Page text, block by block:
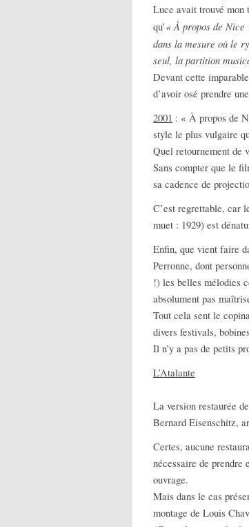
Luce avait trouvé mon
qu’« À propos de Nice
dans la mesure où le
seul, la partition
Devant cette
d’avoir osé prendre
2001 : « À propos de
style le plus vulgaire
Quel retournement de
Sans compter que le
sa cadence de
C’est regrettable, car
muet : 1929) est
Enfin, que vient faire
Perronne, dont
!) les belles mélodies
absolument pas
Tout cela sent le
divers festivals,
Il n’y a pas de petits
L’Atalante
La version restaurée
Bernard Eisenschitz,
Certes, aucune
nécessaire de prendre
ouvrage.
Mais dans le cas
montage de Louis